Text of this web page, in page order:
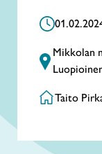
Mikkolan
Taito